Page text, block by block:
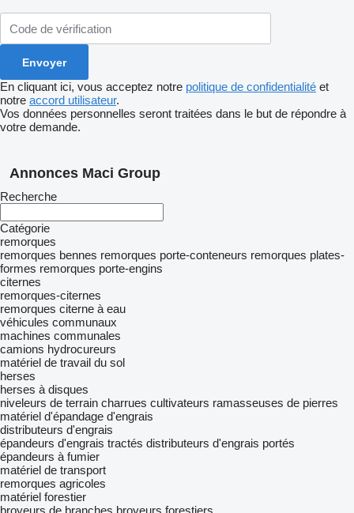
En cliquant ici, vous acceptez notre politique de confidentialité et
notre accord utilisateur.
Vos données personnelles seront traitées dans le but de répondre à
votre demande.
Annonces Maci Group
Recherche
Catégorie
remorques
remorques bennes remorques porte-conteneurs remorques plates-
formes remorques porte-engins
citernes
remorques-citernes
remorques citerne à eau
véhicules communaux
machines communales
camions hydrocureurs
matériel de travail du sol
herses
herses à disques
niveleurs de terrain charrues cultivateurs ramasseuses de pierres
matériel d'épandage d'engrais
distributeurs d'engrais
épandeurs d'engrais tractés distributeurs d'engrais portés
épandeurs à fumier
matériel de transport
remorques agricoles
matériel forestier
broyeurs de branches broyeurs forestiers